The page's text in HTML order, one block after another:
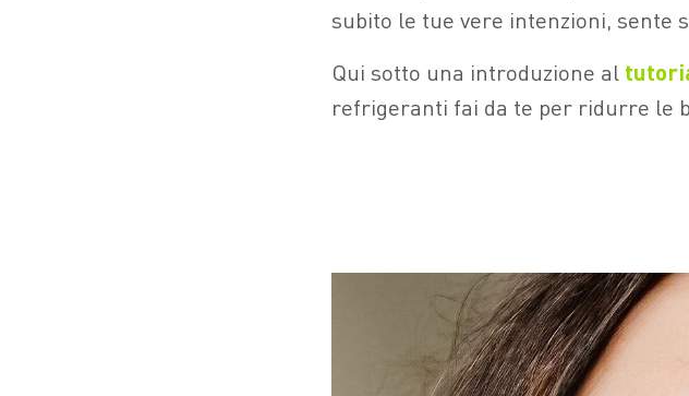
subito le tue vere intenzioni, sente
Qui sotto una introduzione al
refrigeranti fai da te per ridurre le